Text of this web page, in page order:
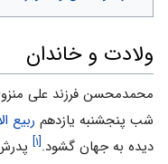
ولادت و خاندان
محمدمحسن فرزند علی
شب پنجشنبه یازدهم ربیع
دیده به جهان گشود.[۱]